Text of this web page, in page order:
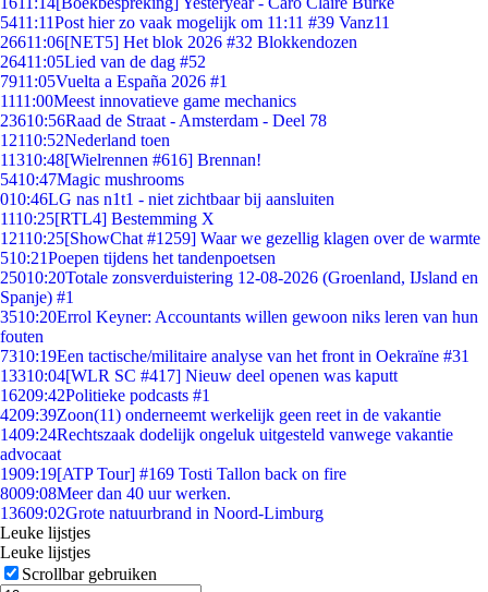
5411:11Post hier zo vaak mogelijk om 11:11 #39 Vanz11
26611:06[NET5] Het blok 2026 #32 Blokkendozen
26411:05Lied van de dag #52
7911:05Vuelta a España 2026 #1
1111:00Meest innovatieve game mechanics
23610:56Raad de Straat - Amsterdam - Deel 78
12110:52Nederland toen
11310:48[Wielrennen #616] Brennan!
5410:47Magic mushrooms
010:46LG nas n1t1 - niet zichtbaar bij aansluiten
1110:25[RTL4] Bestemming X
12110:25[ShowChat #1259] Waar we gezellig klagen over de warmte
510:21Poepen tijdens het tandenpoetsen
25010:20Totale zonsverduistering 12-08-2026 (Groenland, IJsland en
Spanje) #1
3510:20Errol Keyner: Accountants willen gewoon niks leren van hun
fouten
7310:19Een tactische/militaire analyse van het front in Oekraïne #31
13310:04[WLR SC #417] Nieuw deel openen was kaputt
16209:42Politieke podcasts #1
4209:39Zoon(11) onderneemt werkelijk geen reet in de vakantie
1409:24Rechtszaak dodelijk ongeluk uitgesteld vanwege vakantie
advocaat
1909:19[ATP Tour] #169 Tosti Tallon back on fire
8009:08Meer dan 40 uur werken.
13609:02Grote natuurbrand in Noord-Limburg
Leuke lijstjes
Leuke lijstjes
Scrollbar gebruiken